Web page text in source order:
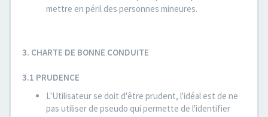
mettre en péril des personnes mineures.
3. CHARTE DE BONNE CONDUITE
3.1 PRUDENCE
L'Utilisateur se doit d'être prudent, l'idéal est de ne
pas utiliser de pseudo qui permette de l'identifier